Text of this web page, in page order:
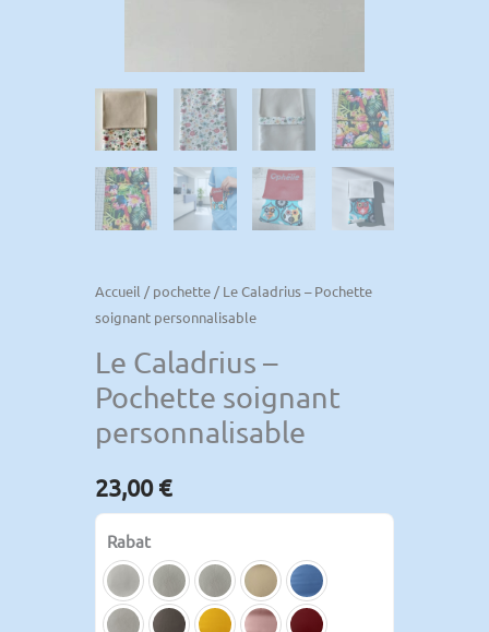
Accueil / pochette/ Le Caladrius – Pochette
soignant personnalisable
Le Caladrius –
Pochette soignant
personnalisable
23,00€
Rabat